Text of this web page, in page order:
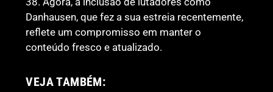
Danhausen, que fez a sua estreia recentemente,
reflete um compromisso em manter o
conteúdo fresco e atualizado.
VEJA TAMBÉM: